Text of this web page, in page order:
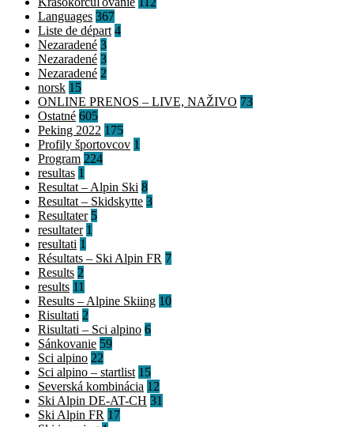
Languages 367
Liste de départ 4
Nezaradené 3
Nezaradené 3
Nezaradené 2
norsk 15
ONLINE PRENOS – LIVE, NAŽIVO 73
Ostatné 605
Peking 2022 175
Profily športovcov 1
Program 224
resultas 1
Resultat – Alpin Ski 8
Resultat – Skidskytte 3
Resultater 5
resultater 1
resultati 1
Résultats – Ski Alpin FR 7
Results 2
results 11
Results – Alpine Skiing 10
Risultati 2
Risultati – Sci alpino 6
Sánkovanie 59
Sci alpino 22
Sci alpino – startlist 15
Severská kombinácia 12
Ski Alpin DE-AT-CH 31
Ski Alpin FR 17